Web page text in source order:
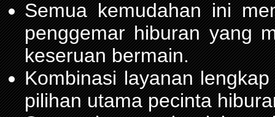
Semua kemudahan ini
penggemar hiburan yang
keseruan bermain.
Kombinasi layanan
pilihan utama pecinta